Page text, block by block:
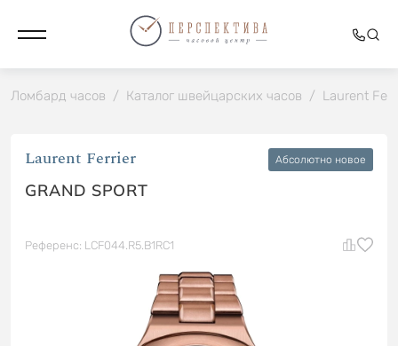
Ломбард часов / Каталог швейцарских часов / Laurent
Laurent Ferrier Абсолютно новое
GRAND SPORT
Референс: LCF044.R5.B1RC1